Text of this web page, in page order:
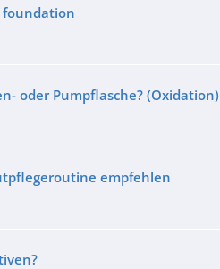
foundation
oder Pumpflasche? (Oxidation)
empfehlen